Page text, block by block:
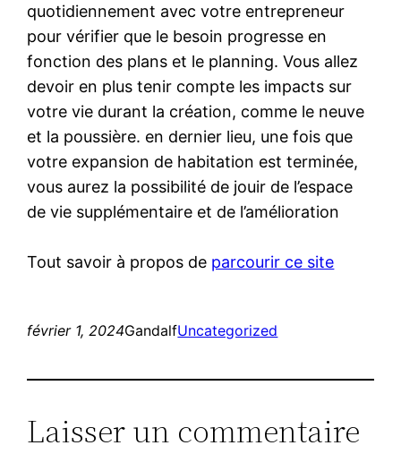
quotidiennement avec votre entrepreneur
pour vérifier que le besoin progresse en
fonction des plans et le planning. Vous allez
devoir en plus tenir compte les impacts sur
votre vie durant la création, comme le neuve
et la poussière. en dernier lieu, une fois que
votre expansion de habitation est terminée,
vous aurez la possibilité de jouir de l’espace
de vie supplémentaire et de l’amélioration
Tout savoir à propos de parcourir ce site
février 1, 2024GandalfUncategorized
Laisser un commentaire